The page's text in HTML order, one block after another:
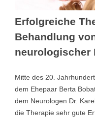
Erfolgreiche
Behandlung
neurologischer
Mitte des 20.
dem Ehepaar Berta
dem Neurologen Dr.
die Therapie sehr gute